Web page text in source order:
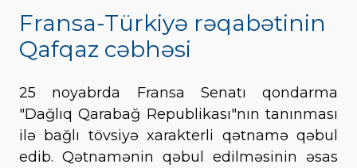
Fransa-Türkiyə rəqabətinin
Qafqaz cəbhəsi
25 noyabrda Fransa Senatı qondarma
"Dağlıq Qarabağ Republikası"nın tanınması
ilə bağlı tövsiyə xarakterli qətnamə qəbul
edib. Qətnamənin qəbul edilməsinin əsas